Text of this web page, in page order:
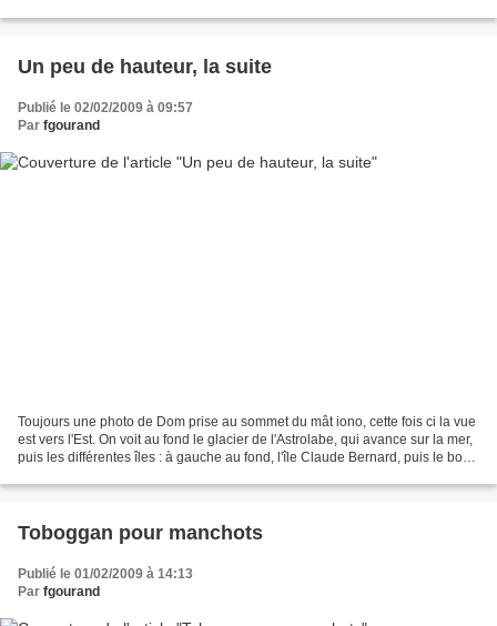
Un peu de hauteur, la suite
Publié le 02/02/2009 à 09:57
Par fgourand
Toujours une photo de Dom prise au sommet du mât iono, cette fois ci la vue
est vers l'Est. On voit au fond le glacier de l'Astrolabe, qui avance sur la mer,
puis les différentes îles : à gauche au fond, l'île Claude Bernard, puis le bout
Toboggan pour manchots
Publié le 01/02/2009 à 14:13
Par fgourand